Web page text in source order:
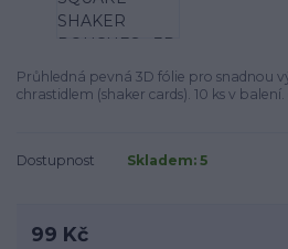
Průhledná pevná 3D fólie pro snadnou
chrastidlem (shaker cards). 10 ks v balení.
Dostupnost Skladem: 5
99 Kč